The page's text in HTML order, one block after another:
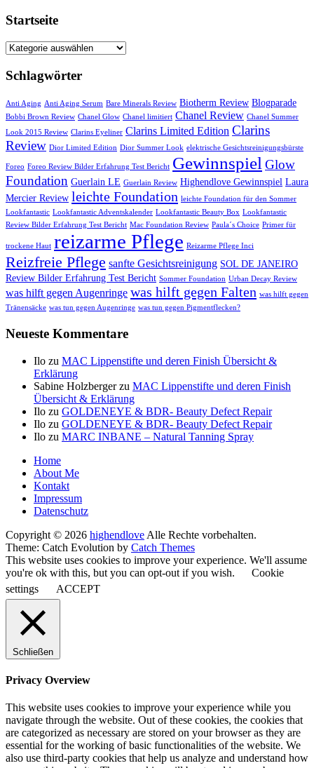
Startseite
Startseite
Schlagwörter
Anti Aging Anti Aging Serum Bare Minerals Review Biotherm Review Blogparade
Bobbi Brown Review Chanel Glow Chanel limitiert Chanel Review Chanel Summer
Look 2015 Review Clarins Eyeliner Clarins Limited Edition Clarins
Review Dior Limited Edition Dior Summer Look elektrische Gesichtsreinigungsbürste
Foreo Foreo Review Bilder Erfahrung Test Bericht GewinnspielGlow
Foundation Guerlain LE Guerlain Review Highendlove Gewinnspiel Laura
Mercier Review leichte Foundation leichte Foundation für den Sommer
Lookfantastic Lookfantastic Adventskalender Lookfantastic Beauty Box Lookfantastic
Review Bilder Erfahrung Test Bericht Mac Foundation Review Paula´s Choice Primer für
trockene Haut reizarme Pflege Reizarme Pflege Inci
Reizfreie Pflege sanfte Gesichtsreinigung SOL DE JANEIRO
Review Bilder Erfahrung Test Bericht Sommer Foundation Urban Decay Review
was hilft gegen Augenringe was hilft gegen Falten was hilft gegen
Tränensäcke was tun gegen Augenringe was tun gegen Pigmentflecken?
Neueste Kommentare
Ilo zu MAC Lippenstifte und deren Finish Übersicht &
Erklärung
Sabine Holzbergerzu MAC Lippenstifte und deren Finish
Übersicht & Erklärung
Ilo zu GOLDENEYE & BDR- Beauty Defect Repair
Ilo zu GOLDENEYE & BDR- Beauty Defect Repair
Ilo zu MARC INBANE – Natural Tanning Spray
Seitenfuß-
Menü
Home
About Me
Kontakt
Impressum
Datenschutz
Copyright © 2026 highendlove Alle Rechte vorbehalten.
Theme: Catch Evolution by Catch Themes
This website uses cookies to improve your experience. We'll assume
you're ok with this, but you can opt-out if you wish.
Cookie
settings
ACCEPT
Schließen
Privacy Overview
This website uses cookies to improve your experience while you
navigate through the website. Out of these cookies, the cookies that
are categorized as necessary are stored on your browser as they are
essential for the working of basic functionalities of the website. We
also use third-party cookies that help us analyze and understand how